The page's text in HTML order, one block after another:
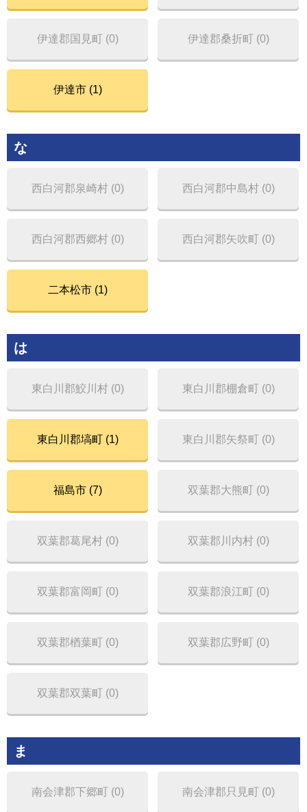
伊達郡国見町 (0) 伊達郡桑折町 (0)
伊達市 (1)
な
西白河郡泉崎村 (0) 西白河郡中島村 (0)
西白河郡西郷村 (0) 西白河郡矢吹町 (0)
二本松市 (1)
は
東白川郡鮫川村 (0) 東白川郡棚倉町 (0)
東白川郡塙町 (1) 東白川郡矢祭町 (0)
福島市 (7) 双葉郡大熊町 (0)
双葉郡葛尾村 (0) 双葉郡川内村 (0)
双葉郡富岡町 (0) 双葉郡浪江町 (0)
双葉郡楢葉町 (0) 双葉郡広野町 (0)
双葉郡双葉町 (0)
ま
南会津郡下郷町 (0) 南会津郡只見町 (0)